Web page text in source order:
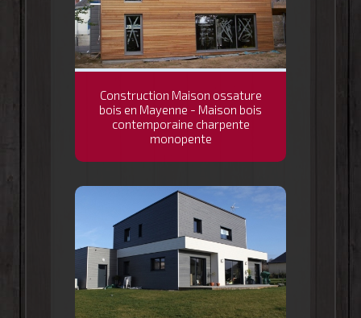
Construction Maison ossature
bois en Mayenne - Maison bois
contemporaine charpente
monopente